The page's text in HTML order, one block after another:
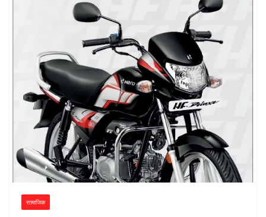
सामाजिक